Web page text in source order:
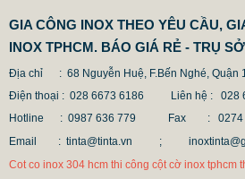
GIA CÔNG INOX THEO YÊU CẦU,
INOX TPHCM. BÁO GIÁ RẺ - TRỤ
Địa chỉ : 68 Nguyễn Huệ, F.Bến Nghé, Quận
Điện thoại : 028 6673 6186
Liên hệ : 028
Hotline : 0987 636 779 Fax
: 0274
Email : tinta@tinta.vn ;
Cot co inox 304 hcm thi công cột cờ inox tphcm